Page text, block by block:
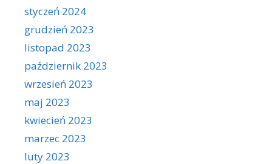
styczeń 2024
grudzień 2023
listopad 2023
październik 2023
wrzesień 2023
maj 2023
kwiecień 2023
marzec 2023
luty 2023